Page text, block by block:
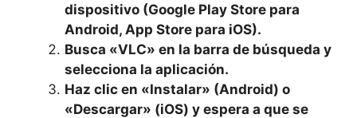
dispositivo (Google Play Store para
Android, App Store para iOS).
Busca «VLC» en la barra de búsqueda y
selecciona la aplicación.
Haz clic en «Instalar» (Android) o
«Descargar» (iOS) y espera a que se